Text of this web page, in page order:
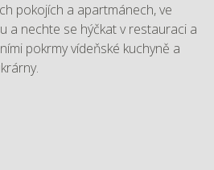
pokojích a apartmánech, ve
a nechte se hýčkat v restauraci a
pokrmy vídeňské kuchyně a